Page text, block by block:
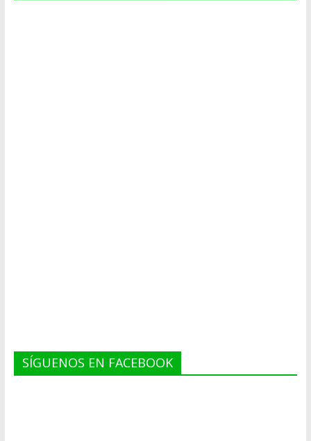
SÍGUENOS EN FACEBOOK